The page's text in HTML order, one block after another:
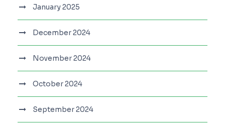
January 2025
December 2024
November 2024
October 2024
September 2024